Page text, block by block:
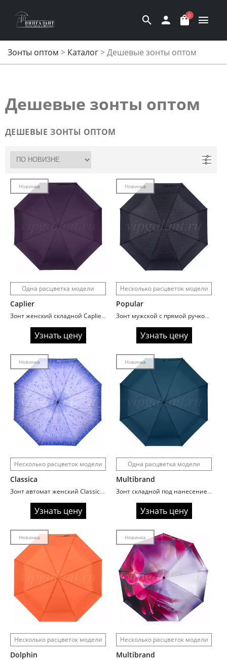
0
Зонты оптом > Каталог>Дешевые зонты оптом
Дешевые зонты оптом
ДЕШЕВЫЕ ЗОНТЫ ОПТОМ
Новинка
Одна расцветка модели
Caplier
Зонт женский складной Caplier 6209-11 Фиолетовый
Узнать цену
Новинка
Несколько расцветок модели
Popular
Зонт мужской с прямой ручкой Rainbrella 33911
Узнать цену
Новинка
Несколько расцветок модели
Classica
Зонт автомат женский Classica P2118 Капли дождя
Узнать цену
Новинка
Одна расцветка модели
Multibrand
Зонт складной под нанесение кобальт
Узнать цену
Новинка
Несколько расцветок модели
Dolphin
Новинка
Несколько расцветок модели
Multibrand